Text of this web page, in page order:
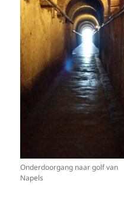
Onderdoorgang naar golf van
Napels